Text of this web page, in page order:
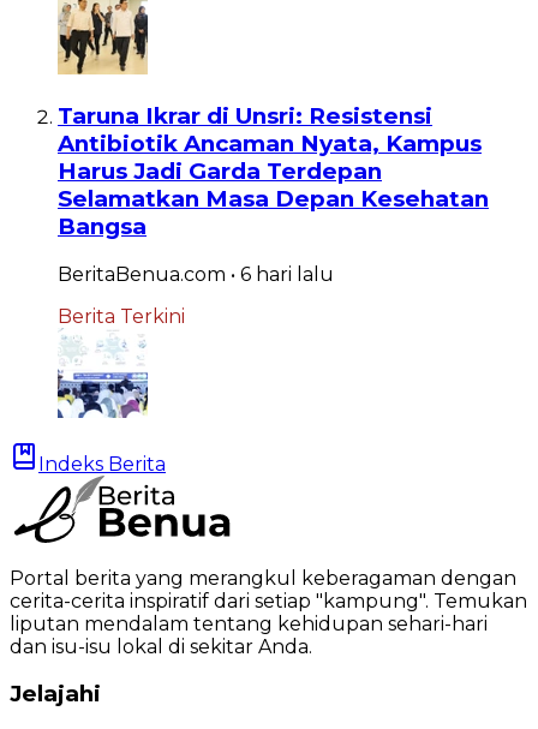
Taruna Ikrar di Unsri: Resistensi
Antibiotik Ancaman Nyata, Kampus
Harus Jadi Garda Terdepan
Selamatkan Masa Depan Kesehatan
Bangsa
BeritaBenua.com • 6 hari lalu
Berita Terkini
Indeks Berita
Portal berita yang merangkul keberagaman dengan
cerita-cerita inspiratif dari setiap "kampung". Temukan
liputan mendalam tentang kehidupan sehari-hari
dan isu-isu lokal di sekitar Anda.
Jelajahi